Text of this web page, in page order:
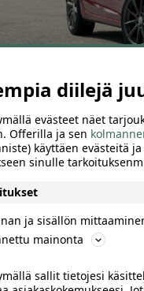
ARVIOT
öljynvaihdolla
l Long Life öljyä,
Autopesulassa!
diilejä
evästeet näet
Offerilla ja sen
käyttäen evästeitä
sinulle
ja sisällön
mainonta
sallit tietojesi